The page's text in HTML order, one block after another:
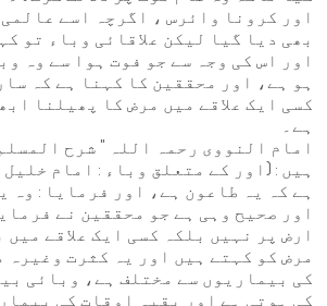
اور کرونا وائرس ، اگرچہ اسے
بھی دیا گیا لیکن علاقائی وباء تو
اور اس کی وجہ سے جو فوت ہوا سے وہ
ہو ہے، اور محققین کا کہنا ہے کہ
کسی ایک علاقے میں مرض کا پھیلنا
ہے۔
امام النووی رحمہ اللہ " شرح
ہیں : (اور کے متعلق وباء : امام
ہے کہ یہ طاعون ہے، اور فرمایا : وہ
اور صحیح وہی ہے جو محققین نے
ارض پر نہیں بلکہ کسی ایک علاقے
مرض کو کہتے ہیں اور یہ کثرت وغیرہ
کی بیماریوں سے مختلف ہے، وبائی
کی ہوتی ہے اور بقیہ اوقات کی